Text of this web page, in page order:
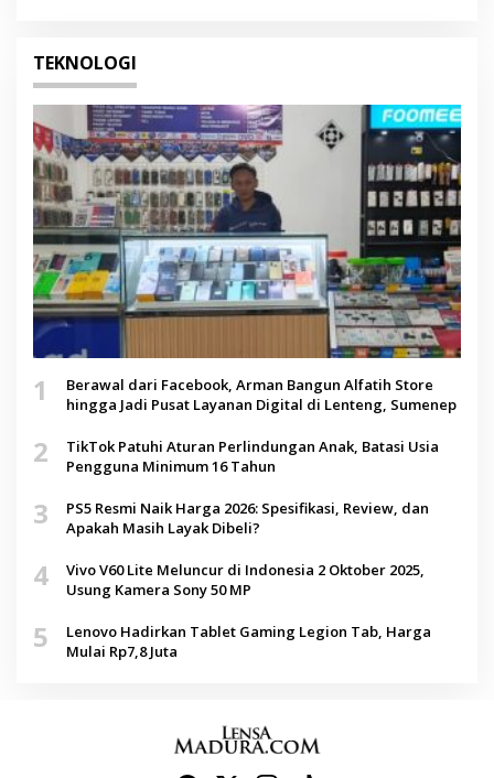
TEKNOLOGI
1
Berawal dari Facebook, Arman Bangun Alfatih Store
hingga Jadi Pusat Layanan Digital di Lenteng, Sumenep
2
TikTok Patuhi Aturan Perlindungan Anak, Batasi Usia
Pengguna Minimum 16 Tahun
3
PS5 Resmi Naik Harga 2026: Spesifikasi, Review, dan
Apakah Masih Layak Dibeli?
4
Vivo V60 Lite Meluncur di Indonesia 2 Oktober 2025,
Usung Kamera Sony 50 MP
5
Lenovo Hadirkan Tablet Gaming Legion Tab, Harga
Mulai Rp7,8 Juta